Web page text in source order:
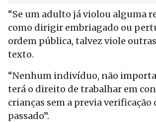
“Se um adulto já violou alguma
como dirigir embriagado ou
ordem pública, talvez viole
texto.
“Nenhum indivíduo, não importa
terá o direito de trabalhar em
crianças sem a previa verificação
passado”.